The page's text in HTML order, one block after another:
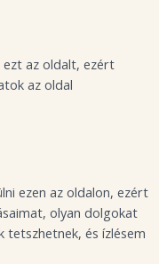
az oldalt, ezért
az oldal
ezen az oldalon, ezért
olyan dolgokat
tetszhetnek, és ízlésem